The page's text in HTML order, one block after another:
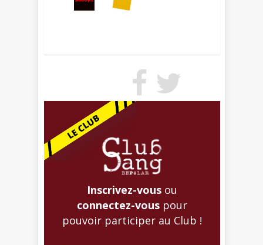
Inscrivez-vous ou
connectez-vous pour
pouvoir participer au Club !